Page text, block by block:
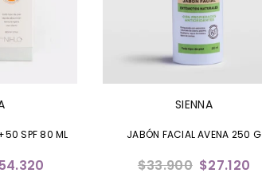
SPF 80 ML
SIENNA
JABÓN FACIAL AVENA 250 G
Precio
$33.900 $27.120